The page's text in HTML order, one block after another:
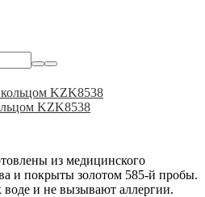
KZK8538
из медицинского
и покрыты золотом 585-й пробы.
и не вызывают аллергии.